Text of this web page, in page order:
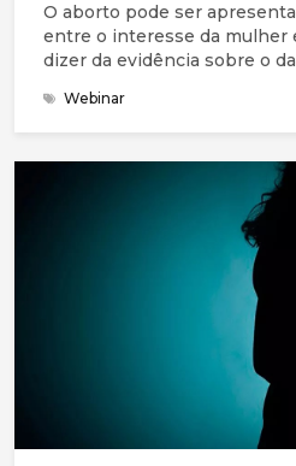
O aborto pode ser
entre o interesse da mulher
dizer da evidência sobre o
Webinar